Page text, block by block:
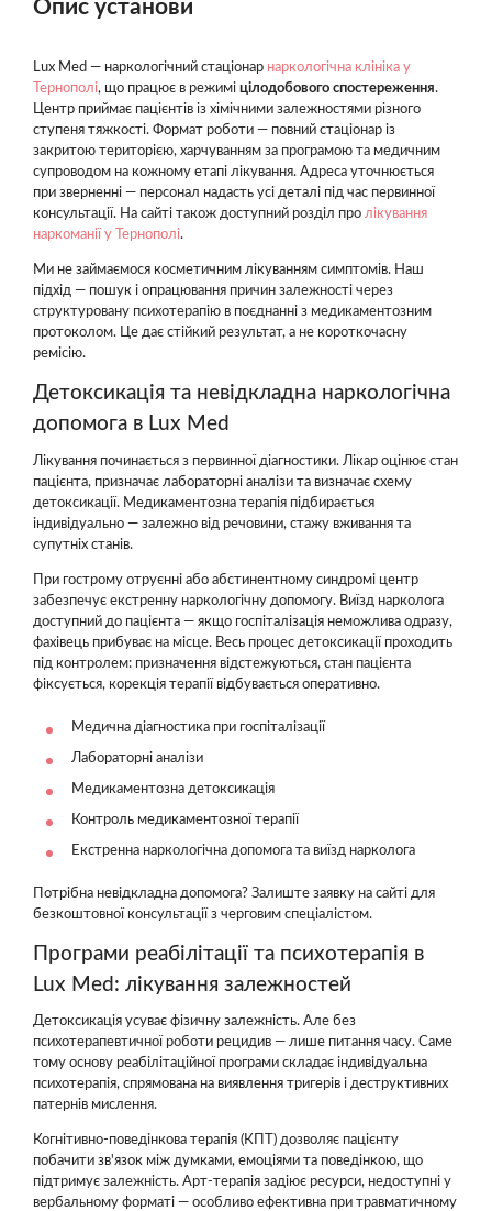
Опис установи
Lux Med — наркологічний стаціонар наркологічна клініка у
Тернополі, що працює в режимі цілодобового спостереження.
Центр приймає пацієнтів із хімічними залежностями різного
ступеня тяжкості. Формат роботи — повний стаціонар із
закритою територією, харчуванням за програмою та медичним
супроводом на кожному етапі лікування. Адреса уточнюється
при зверненні — персонал надасть усі деталі під час первинної
консультації. На сайті також доступний розділ про лікування
наркоманії у Тернополі.
Ми не займаємося косметичним лікуванням симптомів. Наш
підхід — пошук і опрацювання причин залежності через
структуровану психотерапію в поєднанні з медикаментозним
протоколом. Це дає стійкий результат, а не короткочасну
ремісію.
Детоксикація та невідкладна наркологічна
допомога в Lux Med
Лікування починається з первинної діагностики. Лікар оцінює стан
пацієнта, призначає лабораторні аналізи та визначає схему
детоксикації. Медикаментозна терапія підбирається
індивідуально — залежно від речовини, стажу вживання та
супутніх станів.
При гострому отруєнні або абстинентному синдромі центр
забезпечує екстренну наркологічну допомогу. Виїзд нарколога
доступний до пацієнта — якщо госпіталізація неможлива одразу,
фахівець прибуває на місце. Весь процес детоксикації проходить
під контролем: призначення відстежуються, стан пацієнта
фіксується, корекція терапії відбувається оперативно.
Медична діагностика при госпіталізації
Лабораторні аналізи
Медикаментозна детоксикація
Контроль медикаментозної терапії
Екстренна наркологічна допомога та виїзд нарколога
Потрібна невідкладна допомога? Залиште заявку на сайті для
безкоштовної консультації з черговим спеціалістом.
Програми реабілітації та психотерапія в
Lux Med: лікування залежностей
Детоксикація усуває фізичну залежність. Але без
психотерапевтичної роботи рецидив — лише питання часу. Саме
тому основу реабілітаційної програми складає індивідуальна
психотерапія, спрямована на виявлення тригерів і деструктивних
патернів мислення.
Когнітивно-поведінкова терапія (КПТ) дозволяє пацієнту
побачити зв'язок між думками, емоціями та поведінкою, що
підтримує залежність. Арт-терапія задіює ресурси, недоступні у
вербальному форматі — особливо ефективна при травматичному